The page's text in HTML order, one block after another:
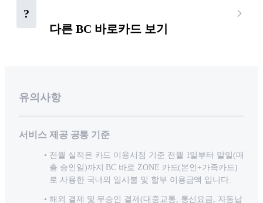
?
다른 BC 바로카드 보기
유의사항
서비스 제공 공통 기준
전월 실적은 카드 이용시점 기준 전월 1일부터 말일(매
출 승인일)까지 BC 바로 ZONE 카드(본인+가족카드)
로 사용한 국내외 일시불 및 할부 이용금액 입니다.
해외 결제 및 무승인 결제(대중교통, 통신요금, 자동납